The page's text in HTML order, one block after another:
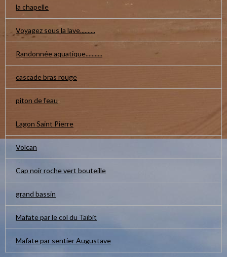
la chapelle
Voyagez sous la lave..........
Randonnée aquatique...........
cascade bras rouge
piton de l'eau
Lagon Saint Pierre
Volcan
Cap noir roche vert bouteille
grand bassin
Mafate par le col du Taïbit
Mafate par sentier Augustave